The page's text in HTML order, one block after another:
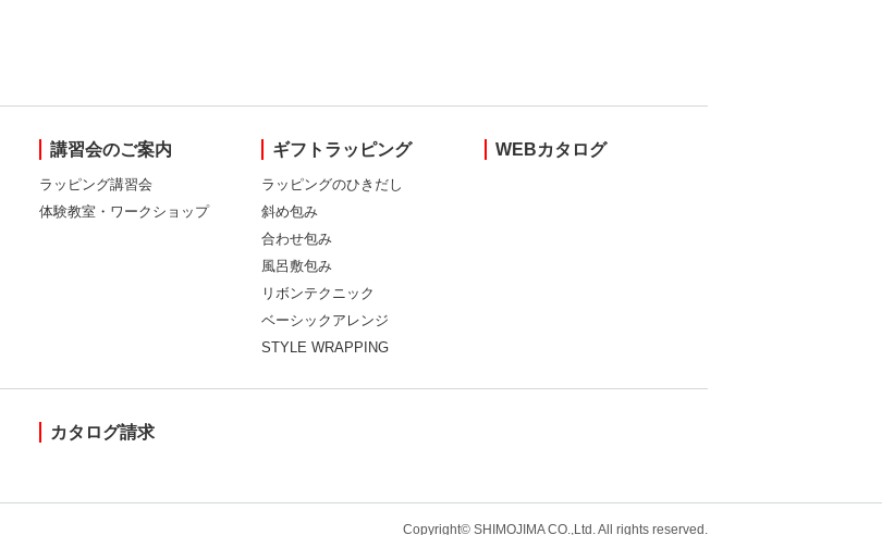
講習会のご案内
ラッピング講習会
体験教室・ワークショップ
ギフトラッピング
ラッピングのひきだし
斜め包み
合わせ包み
風呂敷包み
リボンテクニック
ベーシックアレンジ
STYLE WRAPPING
WEBカタログ
カタログ請求
Copyright© SHIMOJIMA CO.,Ltd. All rights reserved.